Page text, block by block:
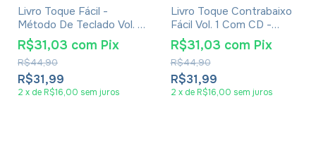
Livro Toque Fácil -
Método De Teclado Vol. 1
- Rivaldo Mendes
R$31,99
R$44,90
R$31,03 com Pix
2 x de R$16,00 sem juros
Livro Toque Contrabaixo
Fácil Vol. 1 Com CD -
Rivaldo Mendes
R$31,99
R$44,90
R$31,03 com Pix
2 x de R$16,00 sem juros